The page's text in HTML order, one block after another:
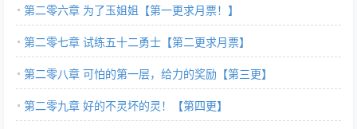
第二零六章 为了玉姐姐【第一更求月票！】
第二零七章 试练五十二勇士【第二更求月票】
第二零八章 可怕的第一层，给力的奖励【第三更】
第二零九章 好的不灵坏的灵！【第四更】